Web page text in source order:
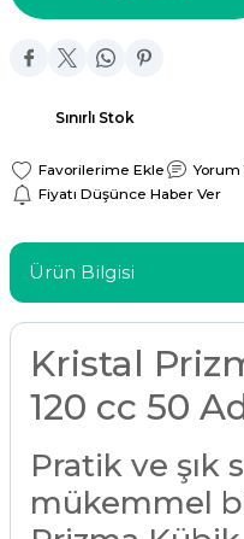
Sınırlı Stok
Yorum
Fiyatı Düşünce Haber Ver
Ürün Bilgisi
Kristal
120 cc 50
Pratik ve şık
mükemmel